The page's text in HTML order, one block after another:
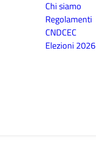
Chi siamo
Regolamenti
CNDCEC
Elezioni 2026